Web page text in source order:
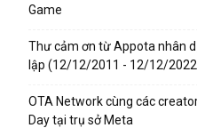
Game
Thư cảm ơn từ Appota nhân
lập (12/12/2011 - 12/12/
OTA Network cùng các
Day tại trụ sở Meta